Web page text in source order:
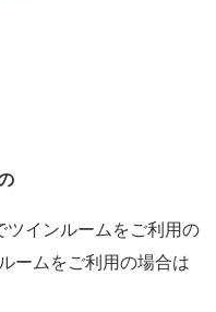
ツインルームをご利用の
ームをご利用の場合は